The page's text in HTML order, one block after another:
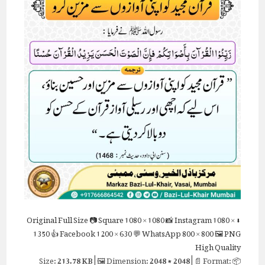
⬇ Original
Full Size📷 Square1080 × 1080📸 Instagram1080 ×
1350👍 Facebook1200 × 630💬 WhatsApp800 × 800🖼 PNG
High Quality
📦 Size:
213.78 KB| 🖼 Dimension:2048 × 2048| 📄 Format: